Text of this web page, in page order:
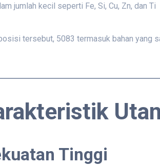
jumlah kecil seperti Fe, Si, Cu, Zn, dan Ti
tersebut, 5083 termasuk bahan yang
Tinggi